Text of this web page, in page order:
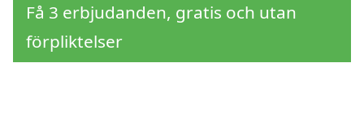
Få 3 erbjudanden, gratis och utan
förpliktelser